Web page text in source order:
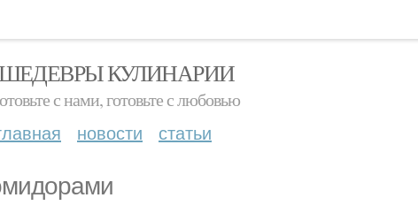
КУЛИНАРИИ
с нами, готовьте с любовью
новости статьи